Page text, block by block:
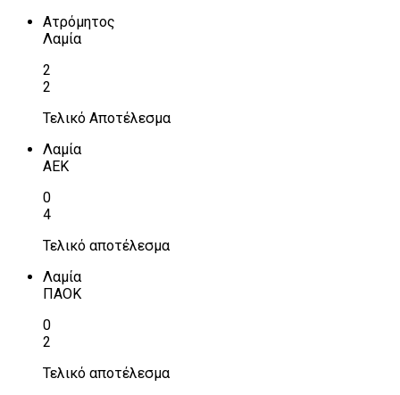
Ατρόμητος
Λαμία
2
2
Τελικό Αποτέλεσμα
Λαμία
ΑΕΚ
0
4
Τελικό αποτέλεσμα
Λαμία
ΠΑΟΚ
0
2
Τελικό αποτέλεσμα